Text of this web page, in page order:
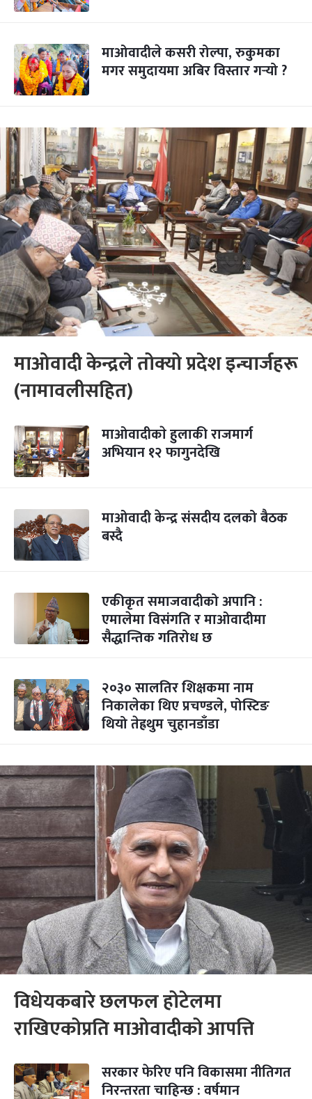
माओवादीले कसरी रोल्पा, रुकुमका
मगर समुदायमा अबिर विस्तार गर्‍यो ?
माओवादी केन्द्रले तोक्यो प्रदेश इन्चार्जहरू
(नामावलीसहित)
माओवादीकाे हुलाकी राजमार्ग
अभियान १२ फागुनदेखि
माओवादी केन्द्र संसदीय दलको बैठक
बस्दै
एकीकृत समाजवादीको अपानि :
एमालेमा विसंगति र माओवादीमा
सैद्धान्तिक गतिरोध छ
२०३० सालतिर शिक्षकमा नाम
निकालेका थिए प्रचण्डले, पोस्टिङ
थियो तेह्रथुम चुहानडाँडा
विधेयकबारे छलफल होटेलमा
राखिएकोप्रति माओवादीको आपत्ति
सरकार फेरिए पनि विकासमा नीतिगत
निरन्तरता चाहिन्छ : वर्षमान